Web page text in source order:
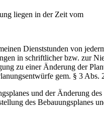
liegen in der Zeit vom
Dienststunden von
in schriftlicher bzw. zur
zu einer Änderung der
gem. § 3
und der Änderung
des Bebauungsplanes